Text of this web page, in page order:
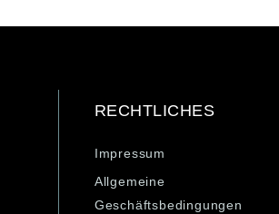
RECHTLICHES
Impressum
Allgemeine
Geschäftsbedingungen